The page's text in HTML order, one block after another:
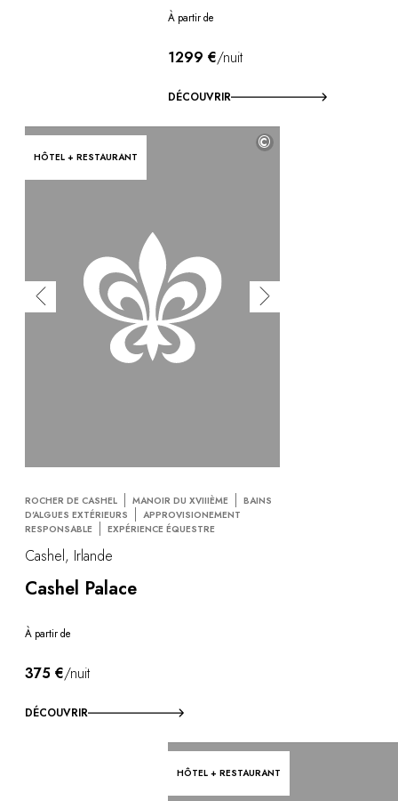
À partir de
1299 €/nuit
DÉCOUVRIR
HÔTEL + RESTAURANT
©
ROCHER DE CASHEL MANOIR DU XVIIIÈME
BAINS
D'ALGUES EXTÉRIEURS
APPROVISIONEMENT
RESPONSABLE
EXPÉRIENCE ÉQUESTRE
Cashel, Irlande
Cashel Palace
À partir de
375 €/nuit
DÉCOUVRIR
HÔTEL + RESTAURANT